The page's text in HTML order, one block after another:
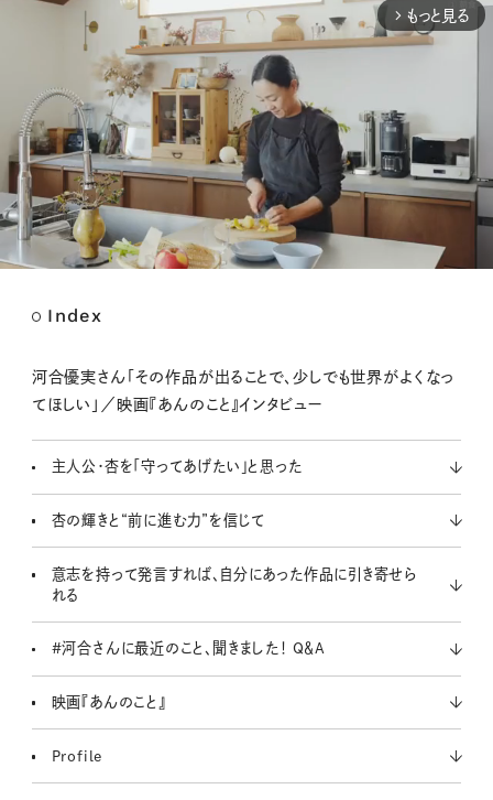
arrow_forward_ios もっと見る
t
Index
河合優実さん「その作品が出ることで、少しでも世界がよくなっ
てほしい」／映画『あんのこと』インタビュー
主人公・杏を「守ってあげたい」と思った
杏の輝きと“前に進む力”を信じて
意志を持って発言すれば、自分にあった作品に引き寄せら
れる
#河合さんに最近のこと、聞きました！ Q＆A
映画『あんのこと』
Profile